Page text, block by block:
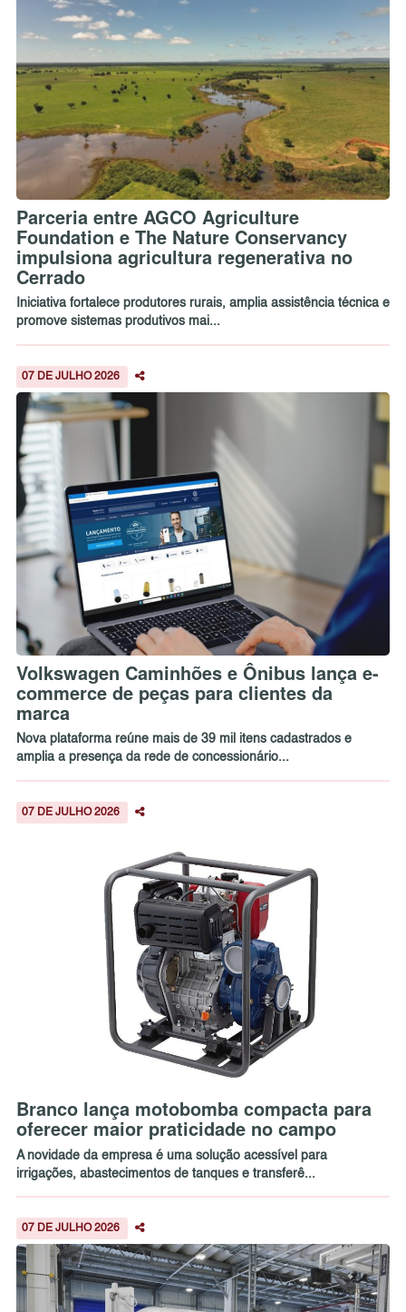
Parceria entre AGCO Agriculture
Foundation e The Nature Conservancy
impulsiona agricultura regenerativa no
Cerrado
Iniciativa fortalece produtores rurais, amplia assistência técnica e
promove sistemas produtivos mai...
07 DE JULHO 2026
Volkswagen Caminhões e Ônibus lança e-
commerce de peças para clientes da
marca
Nova plataforma reúne mais de 39 mil itens cadastrados e
amplia a presença da rede de concessionário...
07 DE JULHO 2026
Branco lança motobomba compacta para
oferecer maior praticidade no campo
A novidade da empresa é uma solução acessível para
irrigações, abastecimentos de tanques e transferê...
07 DE JULHO 2026